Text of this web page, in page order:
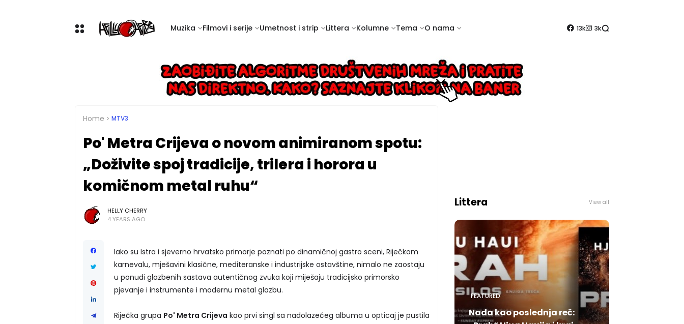
Muzika Filmovi i serije Umetnost i strip Littera Kolumne Tema O nama 13k 3k
Home MTV3
Po' Metra Crijeva o novom animiranom spotu:
„Doživite spoj tradicije, trilera i horora u
komičnom metal ruhu“
HELLY CHERRY
4 YEARS AGO
Iako su Istra i sjeverno hrvatsko primorje poznati po dinamičnoj gastro sceni, Riječkom
karnevalu, mješavini klasične, mediteranske i industrijske ostavštine, nimalo ne zaostaju
u ponudi glazbenih sastava autentičnog zvuka koji miješaju tradicijsko primorsko
pjevanje i instrumente i modernu metal glazbu.
Riječka grupa Po' Metra Crijeva kao prvi singl sa nadolazećeg albuma u opticaj je pustila
Littera View all
FEATURED
Nada kao poslednja reč: